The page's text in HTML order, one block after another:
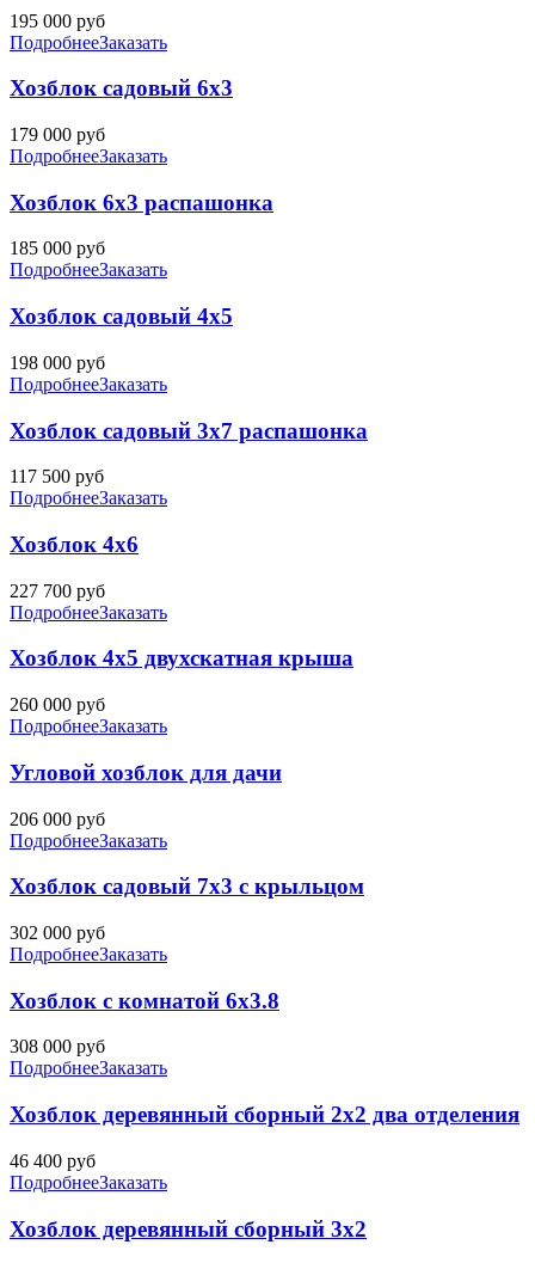
195 000 руб
ПодробнееЗаказать
Хозблок садовый 6х3
179 000 руб
ПодробнееЗаказать
Хозблок 6х3 распашонка
185 000 руб
ПодробнееЗаказать
Хозблок садовый 4х5
198 000 руб
ПодробнееЗаказать
Хозблок садовый 3х7 распашонка
117 500 руб
ПодробнееЗаказать
Хозблок 4х6
227 700 руб
ПодробнееЗаказать
Хозблок 4х5 двухскатная крыша
260 000 руб
ПодробнееЗаказать
Угловой хозблок для дачи
206 000 руб
ПодробнееЗаказать
Хозблок садовый 7х3 с крыльцом
302 000 руб
ПодробнееЗаказать
Хозблок с комнатой 6х3.8
308 000 руб
ПодробнееЗаказать
Хозблок деревянный сборный 2х2 два отделения
46 400 руб
ПодробнееЗаказать
Хозблок деревянный сборный 3х2